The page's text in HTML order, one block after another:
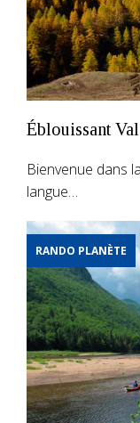
Éblouissant
Bienvenue dans
langue…
RANDO PLANÈTE